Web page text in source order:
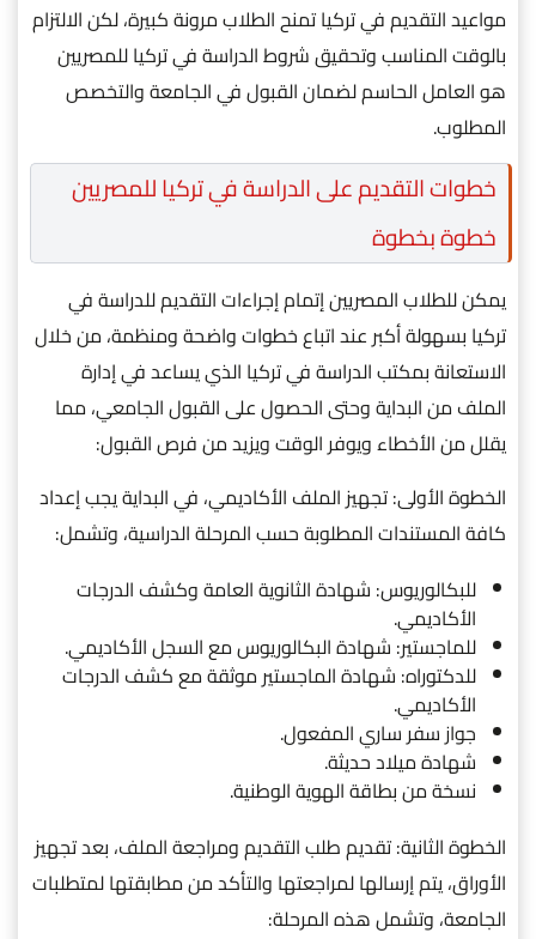
مواعيد التقديم في تركيا تمنح الطلاب مرونة كبيرة، لكن الالتزام
بالوقت المناسب وتحقيق شروط الدراسة في تركيا للمصريين
هو العامل الحاسم لضمان القبول في الجامعة والتخصص
المطلوب.
خطوات التقديم على الدراسة في تركيا للمصريين
خطوة بخطوة
يمكن للطلاب المصريين إتمام إجراءات التقديم للدراسة في
تركيا بسهولة أكبر عند اتباع خطوات واضحة ومنظمة، من خلال
الاستعانة بمكتب الدراسة في تركيا الذي يساعد في إدارة
الملف من البداية وحتى الحصول على القبول الجامعي، مما
يقلل من الأخطاء ويوفر الوقت ويزيد من فرص القبول:
الخطوة الأولى: تجهيز الملف الأكاديمي، في البداية يجب إعداد
كافة المستندات المطلوبة حسب المرحلة الدراسية، وتشمل:
للبكالوريوس: شهادة الثانوية العامة وكشف الدرجات
الأكاديمي.
للماجستير: شهادة البكالوريوس مع السجل الأكاديمي.
للدكتوراه: شهادة الماجستير موثقة مع كشف الدرجات
الأكاديمي.
جواز سفر ساري المفعول.
شهادة ميلاد حديثة.
نسخة من بطاقة الهوية الوطنية.
الخطوة الثانية: تقديم طلب التقديم ومراجعة الملف، بعد تجهيز
الأوراق، يتم إرسالها لمراجعتها والتأكد من مطابقتها لمتطلبات
الجامعة، وتشمل هذه المرحلة: